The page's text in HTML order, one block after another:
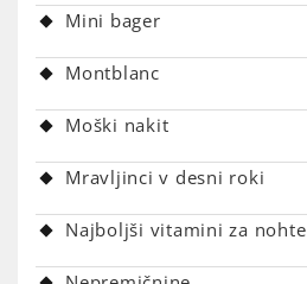
Mini bager
Montblanc
Moški nakit
Mravljinci v desni roki
Najboljši vitamini za nohte